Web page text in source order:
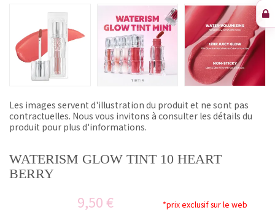
Les images servent d'illustration du produit et ne sont pas
contractuelles. Nous vous invitons à consulter les détails du
produit pour plus d'informations.
WATERISM GLOW TINT 10 HEART
BERRY
9,50 € *prix exclusif sur le web